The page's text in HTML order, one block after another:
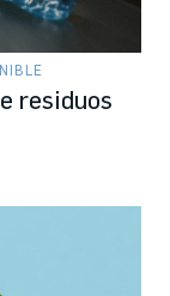
residuos